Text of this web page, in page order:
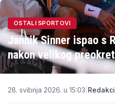
OSTALI SPORTOVI
Jannik Sinner ispao s
nakon velikog
28. svibnja 2026. u 15:03